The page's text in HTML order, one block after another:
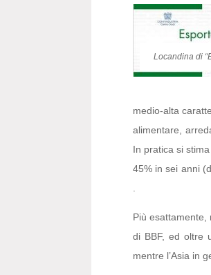
Locandina di
medio-alta
alimentare,
In pratica si
45% in sei anni
Più
di BBF, ed oltre
mentre l’Asia in